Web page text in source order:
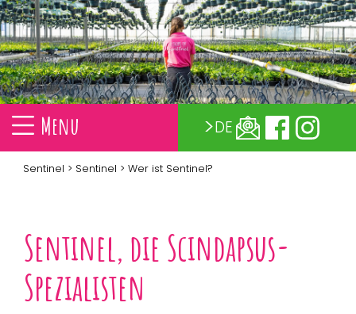
Menu DE
Sentinel > Sentinel > Wer ist Sentinel?
Sentinel, die Scindapsus-
Spezialisten